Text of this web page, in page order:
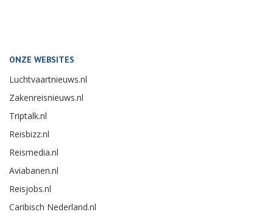
ONZE WEBSITES
Luchtvaartnieuws.nl
Zakenreisnieuws.nl
Triptalk.nl
Reisbizz.nl
Reismedia.nl
Aviabanen.nl
Reisjobs.nl
Caribisch Nederland.nl